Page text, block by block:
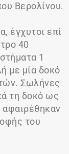
Βερολίνου.
έγχυτοι επί
40
1
με μία δοκό
Σωλήνες
τη δοκό ως
αφαιρέθηκαν
του